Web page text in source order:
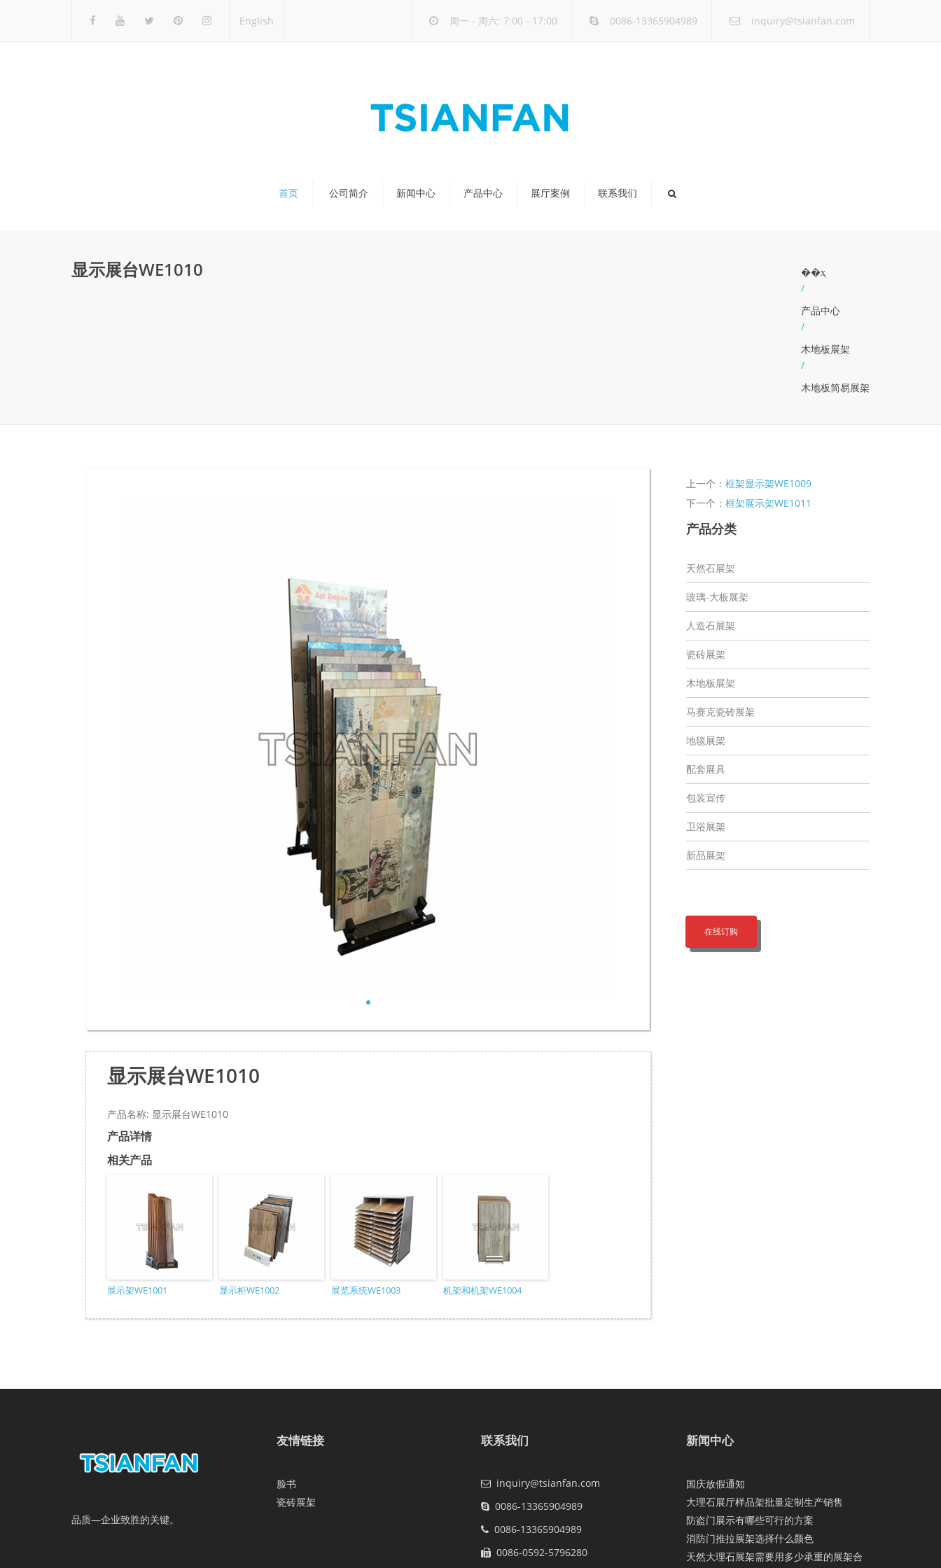
English 周一 - 周六: 7:00 - 17:00 0086-13365904989 inquiry@tsianfan.com
首页 公司简介 新闻中心 产品中心 展厅案例 联系我们
显示展台WE1010
��ҳ
/
产品中心
/
木地板展架
/
木地板简易展架
显示展台WE1010
产品名称: 显示展台WE1010
产品详情
相关产品
展示架WE1001 显示柜WE1002 展览系统WE1003 机架和机架WE1004
上一个： 框架显示架WE1009
下一个： 框架展示架WE1011
产品分类
天然石展架
玻璃-大板展架
人造石展架
瓷砖展架
木地板展架
马赛克瓷砖展架
地毯展架
配套展具
包装宣传
卫浴展架
新品展架
在线订购
品质—企业致胜的关键。
友情链接
脸书
瓷砖展架
联系我们
inquiry@tsianfan.com
0086-13365904989
0086-13365904989
0086-0592-5796280
新闻中心
国庆放假通知
大理石展厅样品架批量定制生产销售
防盗门展示有哪些可行的方案
消防门推拉展架选择什么颜色
天然大理石展架需要用多少承重的展架合